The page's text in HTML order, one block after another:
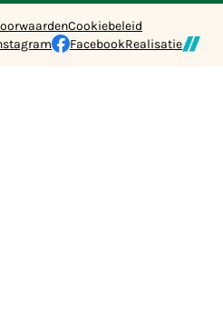
Cookiebeleid
FacebookRealisatie